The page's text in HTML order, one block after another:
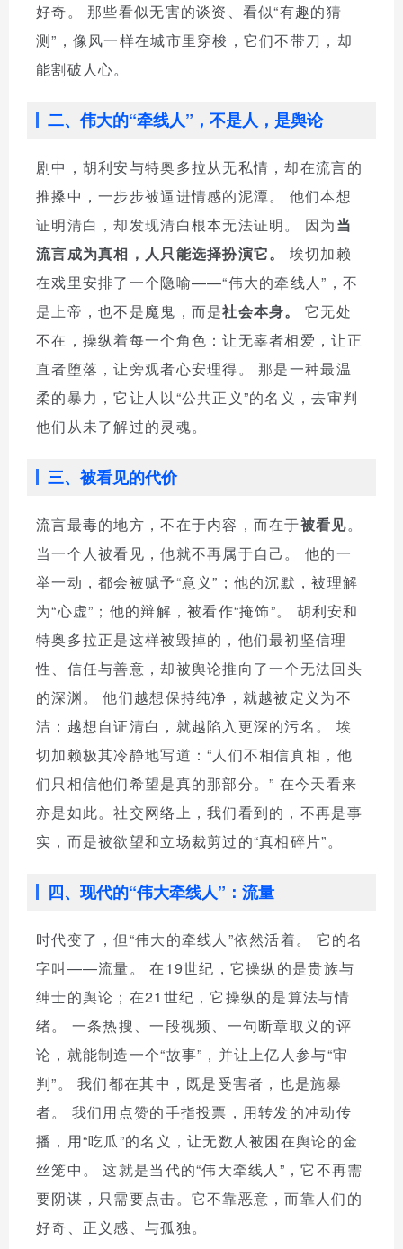
好奇。 那些看似无害的谈资、看似“有趣的猜
测”，像风一样在城市里穿梭，它们不带刀，却
能割破人心。
二、伟大的“牵线人”，不是人，是舆论
剧中，胡利安与特奥多拉从无私情，却在流言的
推搡中，一步步被逼进情感的泥潭。 他们本想
证明清白，却发现清白根本无法证明。 因为当
流言成为真相，人只能选择扮演它。
埃切加赖
在戏里安排了一个隐喻——“伟大的牵线人”，不
是上帝，也不是魔鬼，而是社会本身。
它无处
不在，操纵着每一个角色：让无辜者相爱，让正
直者堕落，让旁观者心安理得。 那是一种最温
柔的暴力，它让人以“公共正义”的名义，去审判
他们从未了解过的灵魂。
三、被看见的代价
流言最毒的地方，不在于内容，而在于被看见。
当一个人被看见，他就不再属于自己。 他的一
举一动，都会被赋予“意义”；他的沉默，被理解
为“心虚”；他的辩解，被看作“掩饰”。 胡利安和
特奥多拉正是这样被毁掉的，他们最初坚信理
性、信任与善意，却被舆论推向了一个无法回头
的深渊。 他们越想保持纯净，就越被定义为不
洁；越想自证清白，就越陷入更深的污名。 埃
切加赖极其冷静地写道：“人们不相信真相，他
们只相信他们希望是真的那部分。” 在今天看来
亦是如此。社交网络上，我们看到的，不再是事
实，而是被欲望和立场裁剪过的“真相碎片”。
四、现代的“伟大牵线人”：流量
时代变了，但“伟大的牵线人”依然活着。 它的名
字叫——流量。 在19世纪，它操纵的是贵族与
绅士的舆论；在21世纪，它操纵的是算法与情
绪。 一条热搜、一段视频、一句断章取义的评
论，就能制造一个“故事”，并让上亿人参与“审
判”。 我们都在其中，既是受害者，也是施暴
者。 我们用点赞的手指投票，用转发的冲动传
播，用“吃瓜”的名义，让无数人被困在舆论的金
丝笼中。 这就是当代的“伟大牵线人”，它不再需
要阴谋，只需要点击。它不靠恶意，而靠人们的
好奇、正义感、与孤独。